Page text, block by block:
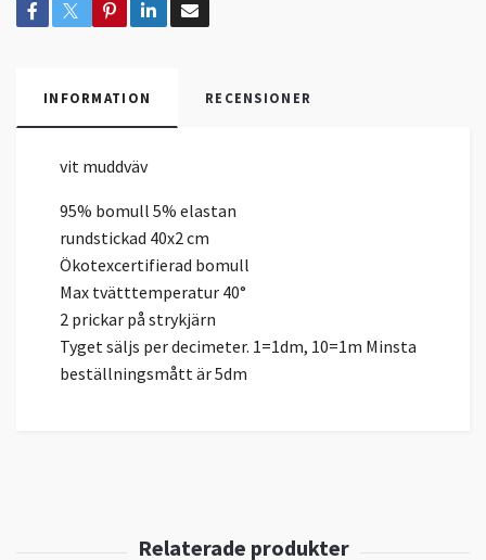
INFORMATION RECENSIONER
vit muddväv
95% bomull 5% elastan
rundstickad 40x2 cm
Ökotexcertifierad bomull
Max tvätttemperatur 40°
2 prickar på strykjärn
Tyget säljs per decimeter. 1=1dm, 10=1m Minsta
beställningsmått är 5dm